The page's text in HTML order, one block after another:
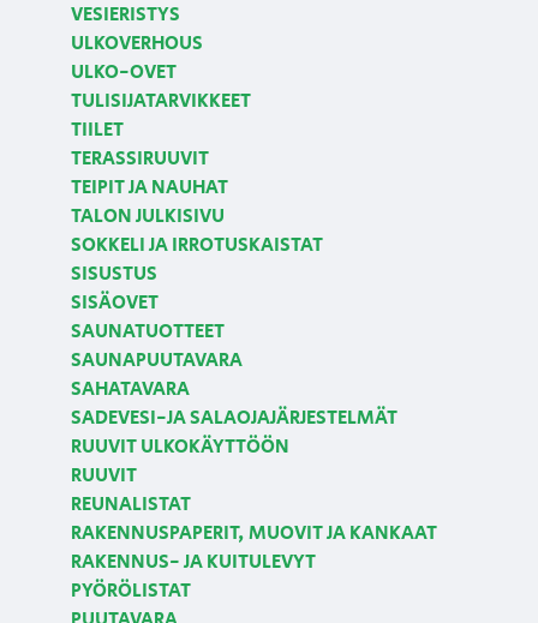
VESIERISTYS
ULKOVERHOUS
ULKO-OVET
TULISIJATARVIKKEET
TIILET
TERASSIRUUVIT
TEIPIT JA NAUHAT
TALON JULKISIVU
SOKKELI JA IRROTUSKAISTAT
SISUSTUS
SISÄOVET
SAUNATUOTTEET
SAUNAPUUTAVARA
SAHATAVARA
SADEVESI-JA SALAOJAJÄRJESTELMÄT
RUUVIT ULKOKÄYTTÖÖN
RUUVIT
REUNALISTAT
RAKENNUSPAPERIT, MUOVIT JA KANKAAT
RAKENNUS- JA KUITULEVYT
PYÖRÖLISTAT